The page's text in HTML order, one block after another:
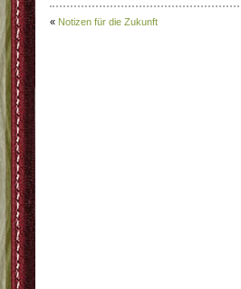
« Notizen für die Zukunft